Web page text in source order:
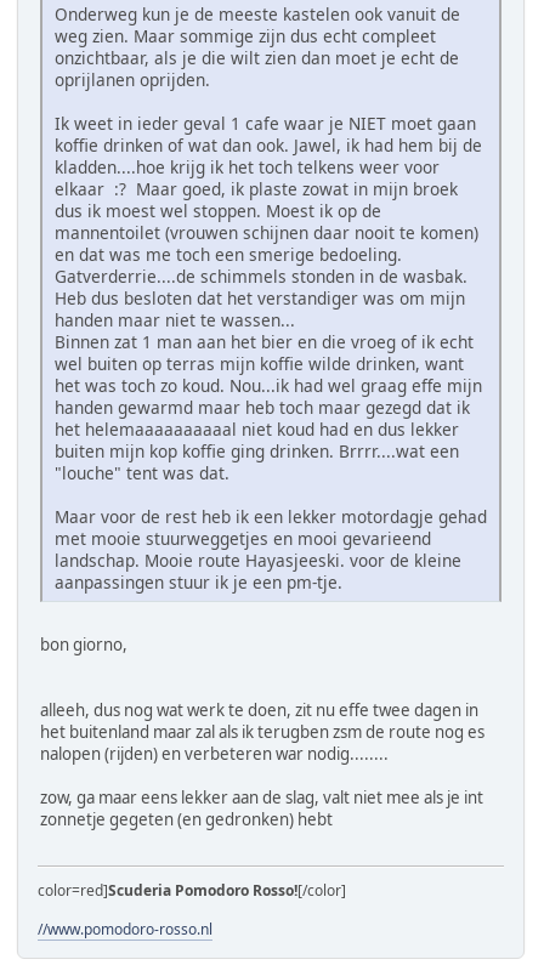
Onderweg kun je de meeste kastelen ook vanuit de
weg zien. Maar sommige zijn dus echt compleet
onzichtbaar, als je die wilt zien dan moet je echt de
oprijlanen oprijden.
Ik weet in ieder geval 1 cafe waar je NIET moet gaan
koffie drinken of wat dan ook. Jawel, ik had hem bij de
kladden....hoe krijg ik het toch telkens weer voor
elkaar :? Maar goed, ik plaste zowat in mijn broek
dus ik moest wel stoppen. Moest ik op de
mannentoilet (vrouwen schijnen daar nooit te komen)
en dat was me toch een smerige bedoeling.
Gatverderrie....de schimmels stonden in de wasbak.
Heb dus besloten dat het verstandiger was om mijn
handen maar niet te wassen...
Binnen zat 1 man aan het bier en die vroeg of ik echt
wel buiten op terras mijn koffie wilde drinken, want
het was toch zo koud. Nou...ik had wel graag effe mijn
handen gewarmd maar heb toch maar gezegd dat ik
het helemaaaaaaaaaal niet koud had en dus lekker
buiten mijn kop koffie ging drinken. Brrrr....wat een
"louche" tent was dat.
Maar voor de rest heb ik een lekker motordagje gehad
met mooie stuurweggetjes en mooi gevarieend
landschap. Mooie route Hayasjeeski. voor de kleine
aanpassingen stuur ik je een pm-tje.
bon giorno,
alleeh, dus nog wat werk te doen, zit nu effe twee dagen in
het buitenland maar zal als ik terugben zsm de route nog es
nalopen (rijden) en verbeteren war nodig........
zow, ga maar eens lekker aan de slag, valt niet mee als je int
zonnetje gegeten (en gedronken) hebt
color=red]Scuderia Pomodoro Rosso![/color]
//www.pomodoro-rosso.nl